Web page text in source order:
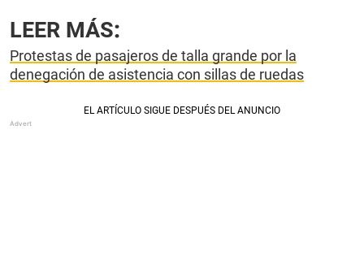
LEER MÁS:
Protestas de pasajeros de talla grande por la
denegación de asistencia con sillas de ruedas